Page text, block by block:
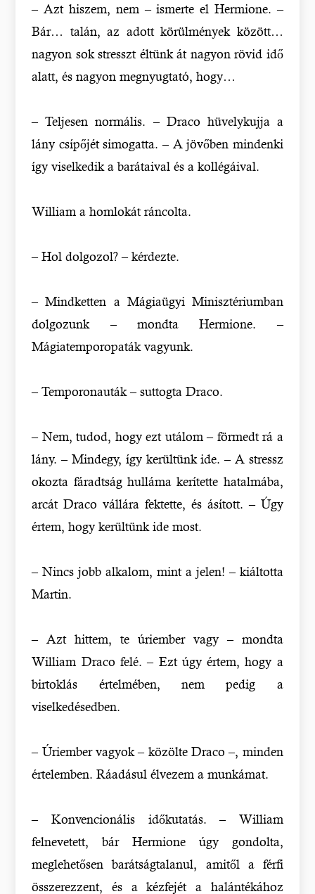
– Azt hiszem, nem – ismerte el Hermione. –
Bár… talán, az adott körülmények között…
nagyon sok stresszt éltünk át nagyon rövid idő
alatt, és nagyon megnyugtató, hogy…
– Teljesen normális. – Draco hüvelykujja a
lány csípőjét simogatta. – A jövőben mindenki
így viselkedik a barátaival és a kollégáival.
William a homlokát ráncolta.
– Hol dolgozol? – kérdezte.
– Mindketten a Mágiaügyi Minisztériumban
dolgozunk – mondta Hermione. –
Mágiatemporopaták vagyunk.
– Temporonauták – suttogta Draco.
– Nem, tudod, hogy ezt utálom – förmedt rá a
lány. – Mindegy, így kerültünk ide. – A stressz
okozta fáradtság hulláma kerítette hatalmába,
arcát Draco vállára fektette, és ásított. – Úgy
értem, hogy kerültünk ide most.
– Nincs jobb alkalom, mint a jelen! – kiáltotta
Martin.
– Azt hittem, te úriember vagy – mondta
William Draco felé. – Ezt úgy értem, hogy a
birtoklás értelmében, nem pedig a
viselkedésedben.
– Úriember vagyok – közölte Draco –, minden
értelemben. Ráadásul élvezem a munkámat.
– Konvencionális időkutatás. – William
felnevetett, bár Hermione úgy gondolta,
meglehetősen barátságtalanul, amitől a férfi
összerezzent, és a kézfejét a halántékához